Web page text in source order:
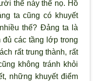
thế này thế nọ. Hồ
ta cũng có khuyết
thế? Đảng ta là
các tầng lớp trong
rất trung thành, rất
không tránh khỏi
những khuyết điểm